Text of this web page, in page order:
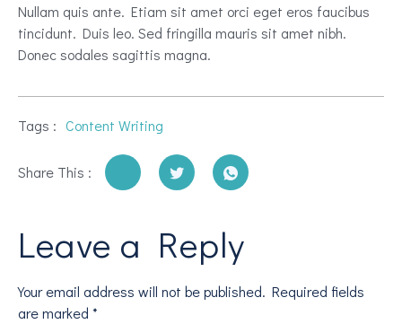
Nullam quis ante. Etiam sit amet orci eget eros faucibus
tincidunt. Duis leo. Sed fringilla mauris sit amet nibh.
Donec sodales sagittis magna.
Tags : Content Writing
Share This :
Leave a Reply
Your email address will not be published. Required fields
are marked *